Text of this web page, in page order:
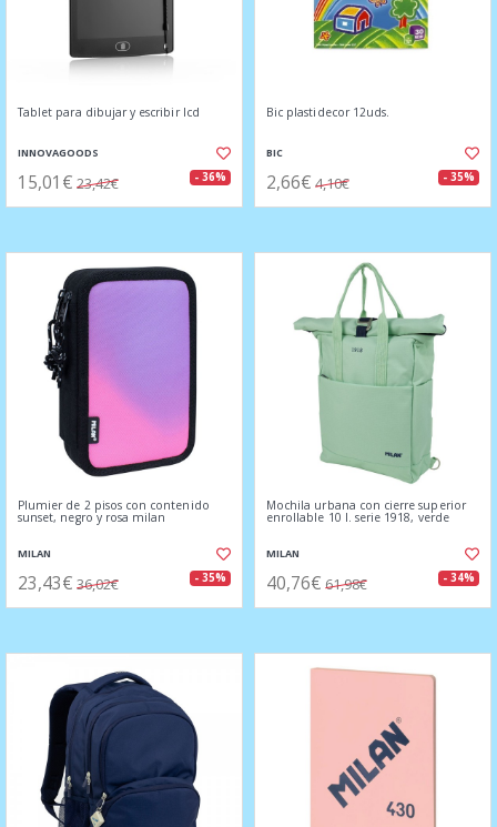
Tablet para dibujar y escribir lcd
INNOVAGOODS
15,01€ 23,42€ - 36%
Bic plastidecor 12uds.
BIC
2,66€ 4,10€ - 35%
Plumier de 2 pisos con contenido
sunset, negro y rosa milan
MILAN
23,43€ 36,02€ - 35%
Mochila urbana con cierre superior
enrollable 10 l. serie 1918, verde
MILAN
40,76€ 61,98€ - 34%